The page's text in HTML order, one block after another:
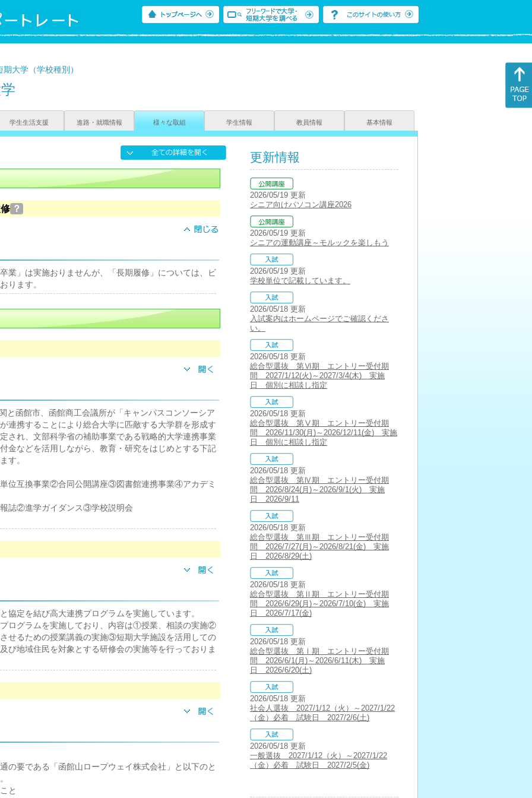
大学（学校種別）
学生生活支援 進路・就職情報 様々な取組 学生情報 教員情報 基本情報
？
業」は実施おりませんが、「長期履修」については、ビ
ります。
函館市、函館商工会議所が「キャンパスコンソーシア
連携することにより総合大学に匹敵する大学群を形成す
され、文部科学省の補助事業である戦略的大学連携事業
金などを活用しながら、教育・研究をはじめとする下記
す。
位互換事業②合同公開講座③図書館連携事業④アカデミ
誌②進学ガイダンス③学校説明会
協定を結び高大連携プログラムを実施しています。
ログラムを実施しており、内容は①授業、相談の実施②
せるための授業講義の実施③短期大学施設を活用しての
び地域住民を対象とする研修会の実施等を行っておりま
要である「函館山ロープウェイ株式会社」と以下のと
と
更新情報
2026/05/19 更新
シニア向けパソコン講座2026
2026/05/19 更新
シニアの運動講座～モルックを楽しもう
2026/05/19 更新
学校単位で記載しています。
2026/05/18 更新
入試案内はホームページでご確認くださ
い。
2026/05/18 更新
総合型選抜 第Ⅵ期 エントリー受付期
間 2027/1/12(火)～2027/3/4(木) 実施
日 個別に相談し指定
2026/05/18 更新
総合型選抜 第Ⅴ期 エントリー受付期
間 2026/11/30(月)～2026/12/11(金) 実施
日 個別に相談し指定
2026/05/18 更新
総合型選抜 第Ⅳ期 エントリー受付期
間 2026/8/24(月)～2026/9/1(火) 実施
日 2026/9/11
2026/05/18 更新
総合型選抜 第Ⅲ期 エントリー受付期
間 2026/7/27(月)～2026/8/21(金) 実施
日 2026/8/29(土)
2026/05/18 更新
総合型選抜 第Ⅱ期 エントリー受付期
間 2026/6/29(月)～2026/7/10(金) 実施
日 2026/7/17(金)
2026/05/18 更新
総合型選抜 第Ⅰ期 エントリー受付期
間 2026/6/1(月)～2026/6/11(木) 実施
日 2026/6/20(土)
2026/05/18 更新
社会人選抜 2027/1/12（火）～2027/1/22
（金）必着 試験日 2027/2/6(土)
2026/05/18 更新
一般選抜 2027/1/12（火）～2027/1/22
（金）必着 試験日 2027/2/5(金)